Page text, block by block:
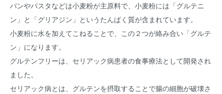
パンやパスタなどは小麦粉が主原料で、小麦粉には「グルテニ
ン」と「グリアジン」というたんぱく質が含まれています。
小麦粉に水を加えてこねることで、この２つが絡み合い「グルテ
ン」になります。
グルテンフリーは、セリアック病患者の食事療法として開発され
ました。
セリアック病とは、グルテンを摂取することで腸の細胞が破壊さ